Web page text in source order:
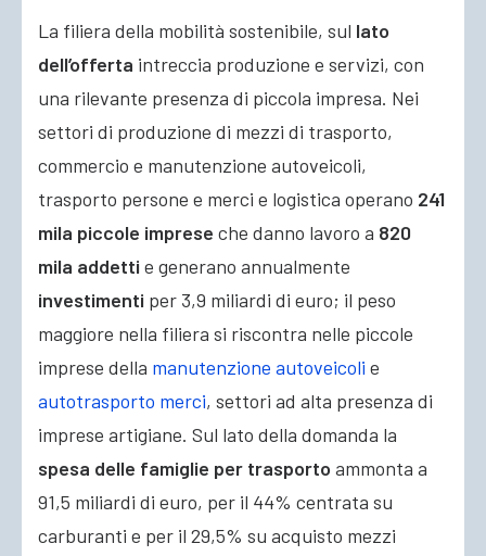
La filiera della mobilità sostenibile, sul lato
dell’offerta intreccia produzione e servizi, con
una rilevante presenza di piccola impresa. Nei
settori di produzione di mezzi di trasporto,
commercio e manutenzione autoveicoli,
trasporto persone e merci e logistica operano 241
mila piccole imprese che danno lavoro a 820
mila addetti e generano annualmente
investimenti per 3,9 miliardi di euro; il peso
maggiore nella filiera si riscontra nelle piccole
imprese della manutenzione autoveicoli e
autotrasporto merci, settori ad alta presenza di
imprese artigiane. Sul lato della domanda la
spesa delle famiglie per trasporto ammonta a
91,5 miliardi di euro, per il 44% centrata su
carburanti e per il 29,5% su acquisto mezzi